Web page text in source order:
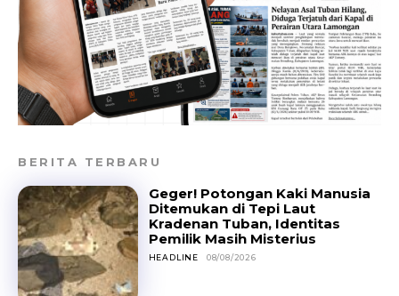
BERITA TERBARU
Geger! Potongan Kaki Manusia
Ditemukan di Tepi Laut
Kradenan Tuban, Identitas
Pemilik Masih Misterius
HEADLINE 08/08/2026